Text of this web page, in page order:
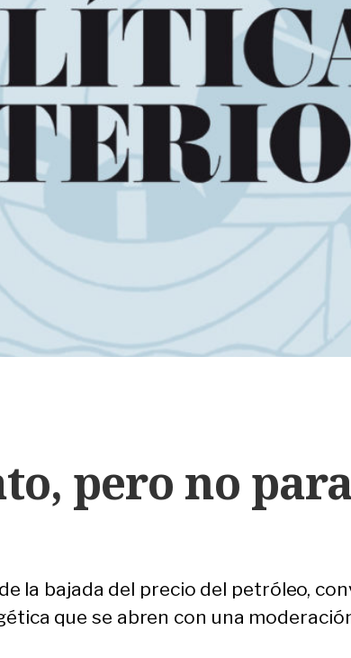
pero no
la bajada del precio del petróleo,
que se abren con una